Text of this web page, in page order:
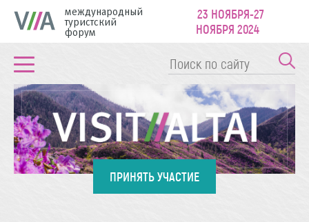
международный
туристский
форум
23 НОЯБРЯ-27
НОЯБРЯ 2024
ПРИНЯТЬ УЧАСТИЕ